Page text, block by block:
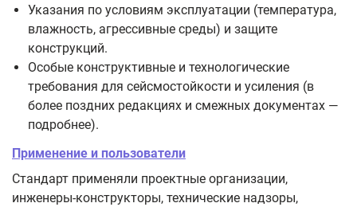
Указания по условиям эксплуатации (температура,
влажность, агрессивные среды) и защите
конструкций.
Особые конструктивные и технологические
требования для сейсмостойкости и усиления (в
более поздних редакциях и смежных документах —
подробнее).
Применение и пользователи
Стандарт применяли проектные организации,
инженеры‑конструкторы, технические надзоры,